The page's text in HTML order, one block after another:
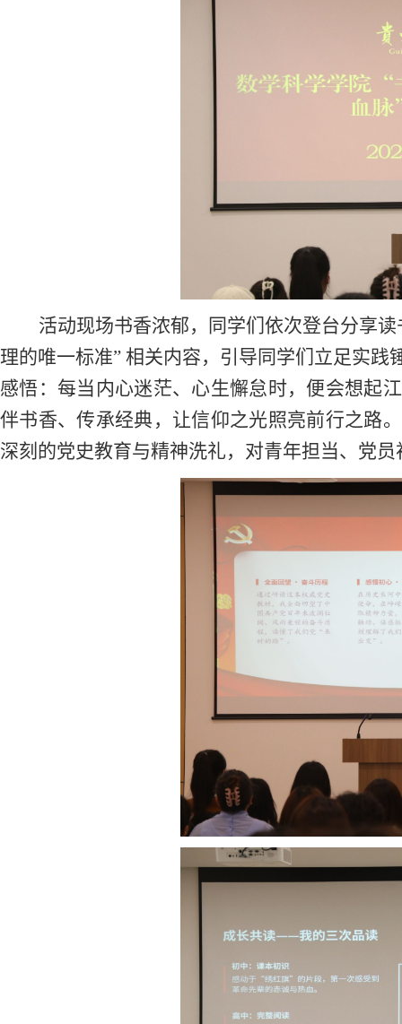
活动现场书香浓郁，同学们依次登台分享
理的唯一标准” 相关内容，引导同学们立足实
感悟：每当内心迷茫、心生懈怠时，便会想起
伴书香、传承经典，让信仰之光照亮前行之路
深刻的党史教育与精神洗礼，对青年担当、党